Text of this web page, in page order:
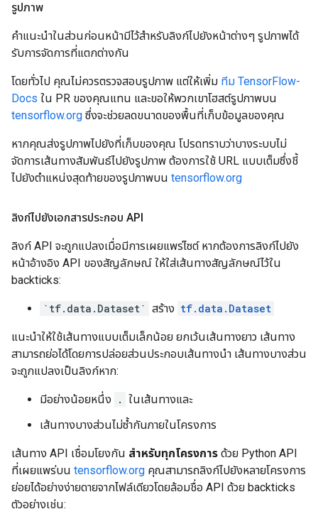
รูปภาพ
คำแนะนำในส่วนก่อนหน้ามีไว้สำหรับลิงก์ไปยังหน้าต่างๆ รูปภาพได้
รับการจัดการที่แตกต่างกัน
โดยทั่วไป คุณไม่ควรตรวจสอบรูปภาพ แต่ให้เพิ่ม ทีม TensorFlow-
Docs ใน PR ของคุณแทน และขอให้พวกเขาโฮสต์รูปภาพบน
tensorflow.org ซึ่งจะช่วยลดขนาดของพื้นที่เก็บข้อมูลของคุณ
หากคุณส่งรูปภาพไปยังที่เก็บของคุณ โปรดทราบว่าบางระบบไม่
จัดการเส้นทางสัมพันธ์ไปยังรูปภาพ ต้องการใช้ URL แบบเต็มซึ่งชี้
ไปยังตำแหน่งสุดท้ายของรูปภาพบน tensorflow.org
ลิงก์ไปยังเอกสารประกอบ API
ลิงก์ API จะถูกแปลงเมื่อมีการเผยแพร่ไซต์ หากต้องการลิงก์ไปยัง
หน้าอ้างอิง API ของสัญลักษณ์ ให้ใส่เส้นทางสัญลักษณ์ไว้ใน
backticks:
`tf.data.Dataset` สร้าง tf.data.Dataset
แนะนำให้ใช้เส้นทางแบบเต็มเล็กน้อย ยกเว้นเส้นทางยาว เส้นทาง
สามารถย่อได้โดยการปล่อยส่วนประกอบเส้นทางนำ เส้นทางบางส่วน
จะถูกแปลงเป็นลิงก์หาก:
มีอย่างน้อยหนึ่ง . ในเส้นทางและ
เส้นทางบางส่วนไม่ซ้ำกันภายในโครงการ
เส้นทาง API เชื่อมโยงกัน สำหรับทุกโครงการ ด้วย Python API
ที่เผยแพร่บน tensorflow.org คุณสามารถลิงก์ไปยังหลายโครงการ
ย่อยได้อย่างง่ายดายจากไฟล์เดียวโดยล้อมชื่อ API ด้วย backticks
ตัวอย่างเช่น: